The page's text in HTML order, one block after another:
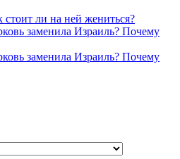
стоит ли на ней жениться?
заменила Израиль? Почему
заменила Израиль? Почему